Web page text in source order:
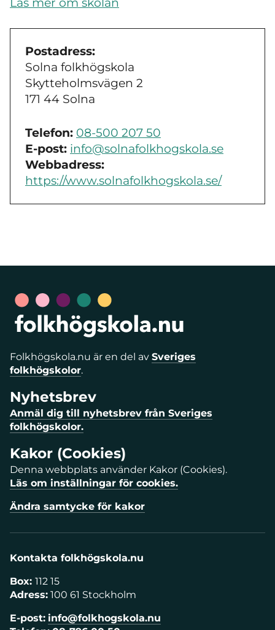
Postadress:
Solna folkhögskola
Skytteholmsvägen 2
171 44 Solna
Telefon: 08-500 207 50
E-post: info@solnafolkhogskola.se
Webbadress:
https://www.solnafolkhogskola.se/
Folkhögskola.nu är en del av Sveriges
folkhögskolor.
Nyhetsbrev
Anmäl dig till nyhetsbrev från Sveriges
folkhögskolor.
Kakor (Cookies)
Denna webbplats använder Kakor (Cookies).
Läs om inställningar för cookies.
Ändra samtycke för kakor
Kontakta folkhögskola.nu
Box: 112 15
Adress: 100 61 Stockholm
E-post: info@folkhogskola.nu